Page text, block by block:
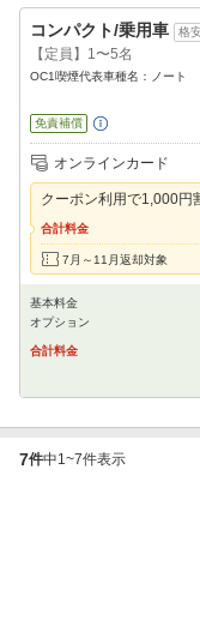
コンパクト/乗用車 格
【定員】1〜5名
OC1喫煙代表車種名：ノート
免責補償
追加可能オプション
（次画面
ジュニアシート
ベビーシー
オンラインカード
クーポン利用で1,000円
合計料金
7月～11月返却対象
基本料金
オプション
合計料金
7件中1~7件表示